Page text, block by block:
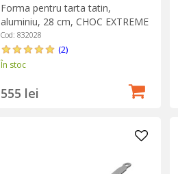
Forma pentru tarta tatin,
aluminiu, 28 cm, CHOC EXTREME
- de Buyer
Cod: 832028
(2)
În stoc
555 lei